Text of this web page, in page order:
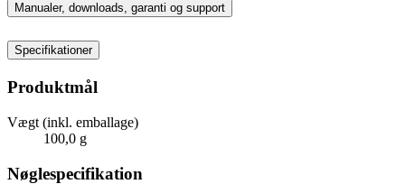
Manualer, downloads, garanti og support
Specifikationer
Produktmål
Vægt (inkl. emballage)
100,0 g
Nøglespecifikation